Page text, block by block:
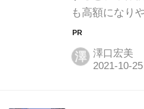
の記事では、
方、おすすめ
高く売れやす
コツを整理...
も高額になり
より多くの方
益を出せるエ
とは違い、各
澤 澤口宏美